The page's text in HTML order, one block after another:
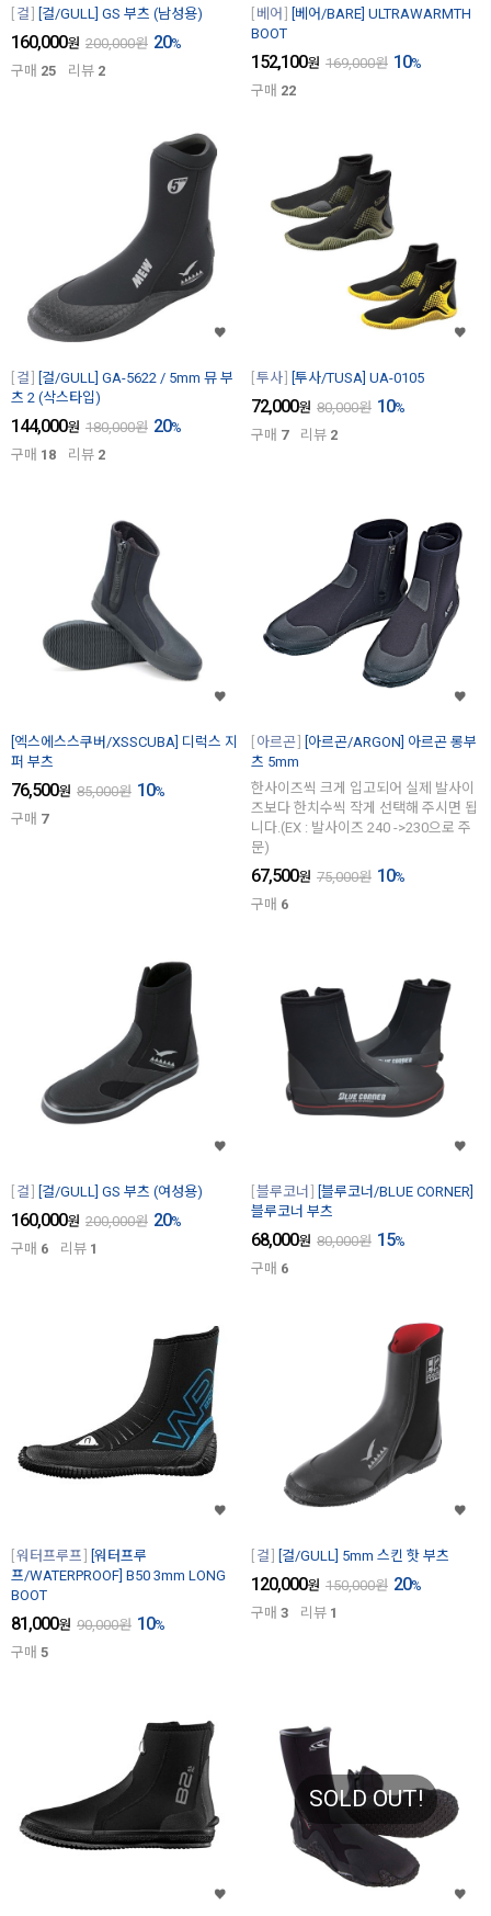
걸 [걸/GULL] GS 부츠 (남성용)
160,000원 200,000원 20%
구매 25 리뷰 2
베어
[베어/BARE] ULTRAWARMTH
BOOT
152,100원 169,000원 10%
구매 22
걸
[걸/GULL] GA-5622 / 5mm 뮤 부
츠 2 (삭스타입)
144,000원 180,000원 20%
구매 18 리뷰 2
투사 [투사/TUSA] UA-0105
72,000원 80,000원 10%
구매 7 리뷰 2
[엑스에스스쿠버/XSSCUBA] 디럭스 지
퍼 부츠
76,500원 85,000원 10%
구매 7
아르곤
[아르곤/ARGON] 아르곤 롱부
츠 5mm
한사이즈씩 크게 입고되어 실제 발사이
즈보다 한치수씩 작게 선택해 주시면 됩
니다.(EX : 발사이즈 240 ->230으로 주
문)
67,500원 75,000원 10%
구매 6
걸 [걸/GULL] GS 부츠 (여성용)
160,000원 200,000원 20%
구매 6 리뷰 1
블루코너
[블루코너/BLUE CORNER]
블루코너 부츠
68,000원 80,000원 15%
구매 6
워터프루프
[워터프루
프/WATERPROOF] B50 3mm LONG
BOOT
81,000원 90,000원 10%
구매 5
걸 [걸/GULL] 5mm 스킨 핫 부츠
120,000원 150,000원 20%
구매 3 리뷰 1
SOLD OUT!